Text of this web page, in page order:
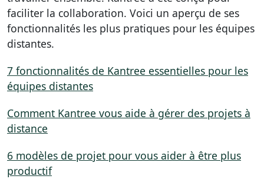
faciliter la collaboration. Voici un aperçu de ses
fonctionnalités les plus pratiques pour les équipes
distantes.
7 fonctionnalités de Kantree essentielles pour les
équipes distantes
Comment Kantree vous aide à gérer des projets à
distance
6 modèles de projet pour vous aider à être plus
productif